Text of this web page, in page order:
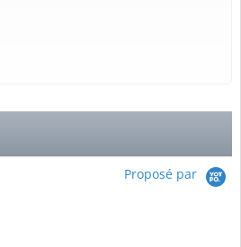
Proposé par